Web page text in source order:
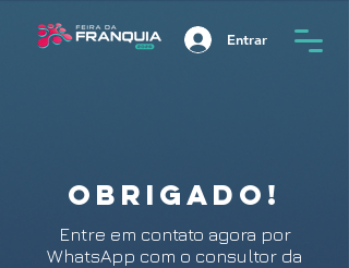
Entrar
OBRIGADO!
Entre em contato agora por
WhatsApp com o consultor da